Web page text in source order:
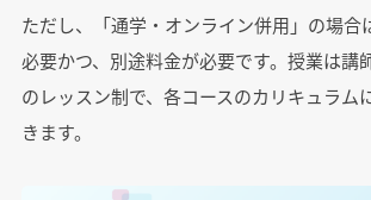
ただし、「通学・オンライン併用」の場合
必要かつ、別途料金が必要です。授業は講
のレッスン制で、各コースのカリキュラム
きます。